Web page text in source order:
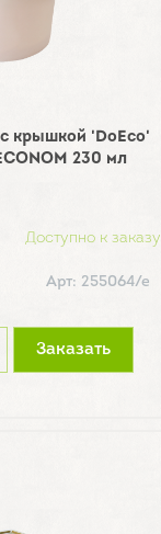
с крышкой 'DoEco'
230 мл
Доступно к заказу
Арт: 255064/е
Заказать